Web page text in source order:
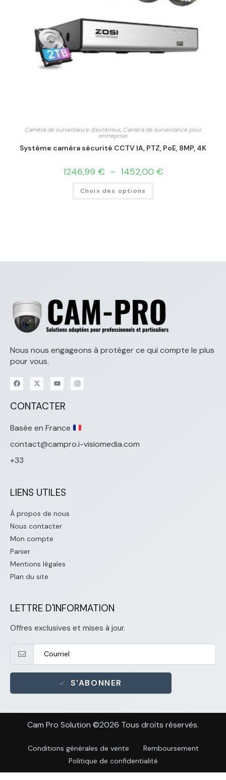
Caméra de surveillance d'extérieur, Caméra de surveillance pour
entreprise
Système caméra sécurité CCTV IA, PTZ, PoE, 8MP, 4K
1246,99 € – 1452,00 €
Choix des options
Nous nous engageons à protéger ce qui compte le plus
pour vous.
CONTACTER
Basée en France
contact@campro.i-visiomedia.com
+33
LIENS UTILES
À propos de nous
Nous contacter
Mon compte
Panier
Mentions légales
Plan du site
LETTRE D'INFORMATION
Offres exclusives et mises à jour.
S'ABONNER
Cam Pro Solution ©2026 Tous droits réservés.
Conditions générales de vente
Remboursement
Politique de confidentialité